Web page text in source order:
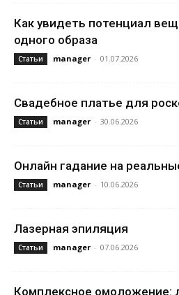
Как увидеть потенциал
одного образа
Статьи manager - 01.07.2026
Свадебное платье для
Статьи manager - 30.06.2026
Онлайн гадание на
Статьи manager - 10.06.2026
Лазерная эпиляция
Статьи manager - 07.06.2026
Комплексное омоложение: